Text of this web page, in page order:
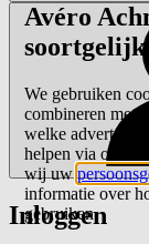
Inloggen
Avéro
We gebruiken
combineren met
welke
helpen via onze
wij uw
informatie over
gebruiken.